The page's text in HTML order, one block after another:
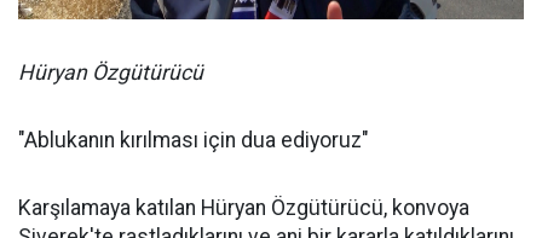
Hüryan Özgütürücü
"Ablukanın kırılması için dua ediyoruz"
Karşılamaya katılan Hüryan Özgütürücü, konvoya